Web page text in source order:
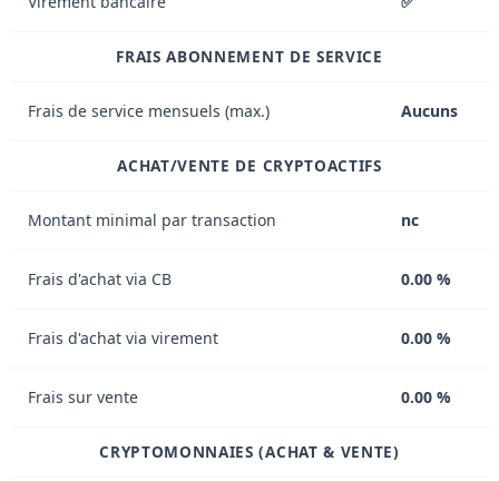
FRAIS ABONNEMENT DE SERVICE
Frais de service mensuels (max.) Aucuns
ACHAT/VENTE DE CRYPTOACTIFS
Montant minimal par transaction nc
Frais d'achat via CB 0.00 %
Frais d'achat via virement 0.00 %
Frais sur vente 0.00 %
CRYPTOMONNAIES (ACHAT & VENTE)